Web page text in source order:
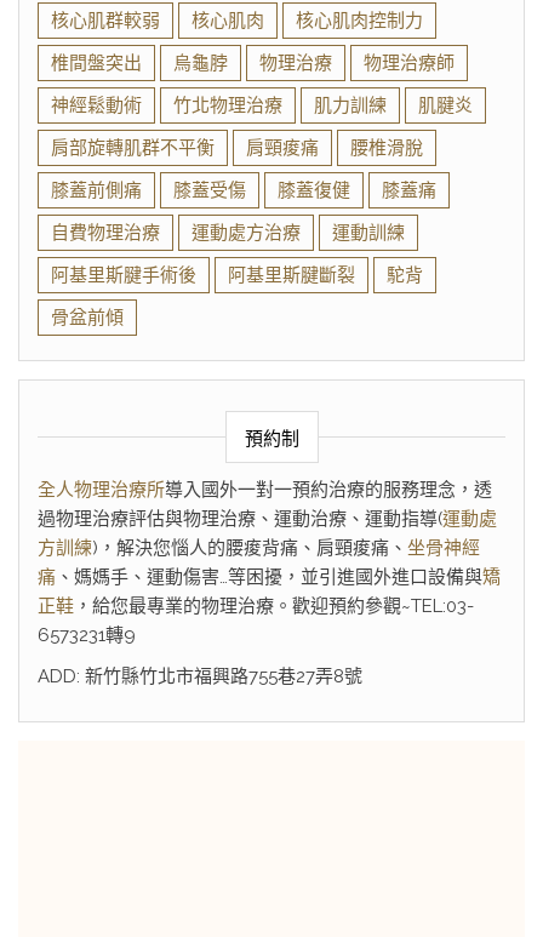
核心肌群較弱 核心肌肉
核心肌肉控制力
椎間盤突出
烏龜脖 物理治療
物理治療師
神經鬆動術
竹北物理治療 肌力訓練
肌腱炎
肩部旋轉肌群不平衡
肩頸痠痛
腰椎滑脫
膝蓋前側痛
膝蓋受傷 膝蓋復健
膝蓋痛
自費物理治療
運動處方治療
運動訓練
阿基里斯腱手術後
阿基里斯腱斷裂
駝背
骨盆前傾
預約制
全人物理治療所導入國外一對一預約治療的服務理念，透
過物理治療評估與物理治療、運動治療、運動指導(運動處
方訓練)，解決您惱人的腰痠背痛、肩頸痠痛、 坐骨神經
痛 、媽媽手、運動傷害…等困擾，並引進國外進口設備與矯
正鞋 ，給您最專業的物理治療。歡迎預約參觀~TEL:03-
6573231轉9
ADD: 新竹縣竹北市福興路755巷27弄8號